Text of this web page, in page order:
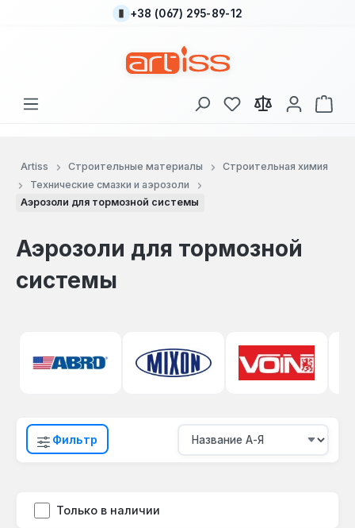
Перейти к основному содержанию
+38 (067) 295-89-12
У вас есть товары
В
Artiss Строительные материалы
Строительная химия
Технические смазки и аэрозоли
Аэрозоли для тормозной системы
Аэрозоли для тормозной
системы
Фильтр
Только в наличии